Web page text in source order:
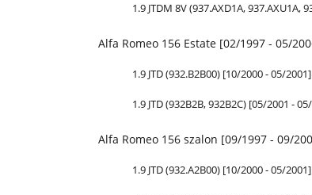
1.9 JTDM 8V (937.AXD1A, 937.AXU1A,
Alfa Romeo 156 Estate [02/1997 - 05/
1.9 JTD (932.B2B00) [10/2000 - 05/
1.9 JTD (932B2B, 932B2C) [05/2001 -
Alfa Romeo 156 szalon [09/1997 - 09/
1.9 JTD (932.A2B00) [10/2000 - 05/